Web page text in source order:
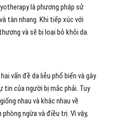
là phương pháp sử
tàn nhang. Khi tiếp xúc với
và sẽ bị loại bỏ khỏi da.
vấn đề da liễu phổ biến và gây
tin của người bị mắc phải. Tuy
nhau và khác nhau về
ngừa và điều trị. Vì vậy,